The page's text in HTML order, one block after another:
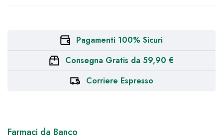
Pagamenti 100% Sicuri
Consegna Gratis da 59,90 €
Corriere Espresso
Farmaci da Banco